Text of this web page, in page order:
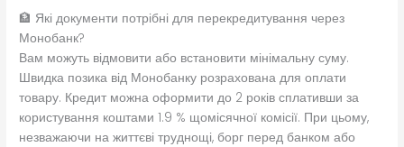
🏦 Які документи потрібні для перекредитування через
Монобанк?
Вам можуть відмовити або встановити мінімальну суму.
Швидка позика від Монобанку розрахована для оплати
товару. Кредит можна оформити до 2 років сплативши за
користування коштами 1.9 % щомісячної комісії. При цьому,
незважаючи на життєві труднощі, борг перед банком або